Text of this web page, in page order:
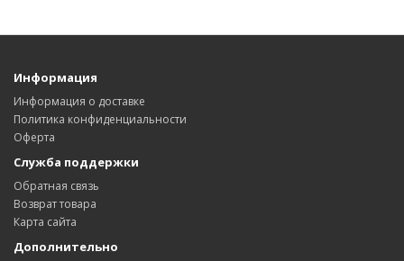
Информация
Информация о доставке
Политика конфиденциальности
Оферта
Служба поддержки
Обратная связь
Возврат товара
Карта сайта
Дополнительно